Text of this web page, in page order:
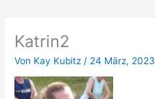
Katrin2
Von Kay Kubitz / 24 März, 2023